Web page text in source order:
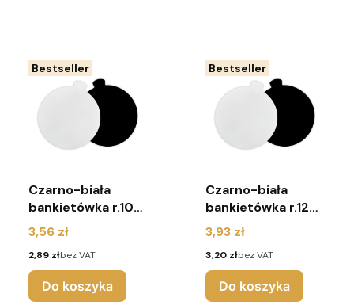
Bestseller
Czarno-biała
bankietówka r.10
cm (pakiet 10
sztuk)
Cena
3,56 zł
Cena
2,89 złbez VAT
Do koszyka
Bestseller
Czarno-biała
bankietówka r.12
cm (pakiet 10
sztuk)
Cena
3,93 zł
Cena
3,20 złbez VAT
Do koszyka